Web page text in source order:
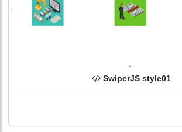
SwiperJS style01